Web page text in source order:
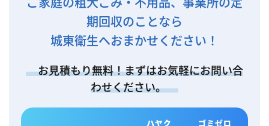
期回収のことなら
城東衛生へおまかせください！
お見積もり無料！まずはお気軽にお問い合
わせください。